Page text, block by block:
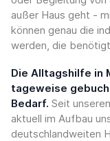
außer Haus geht -
können genau die
werden, die
Die Alltagshilfe in
tageweise
Bedarf. Seit
aktuell im Aufbau
deutschlandweiten